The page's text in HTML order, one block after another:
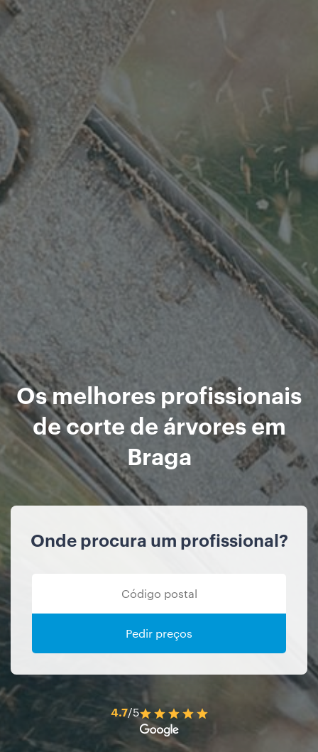
Os melhores profissionais
de corte de árvores em
Braga
Onde procura um profissional?
Pedir preços
4.7/5